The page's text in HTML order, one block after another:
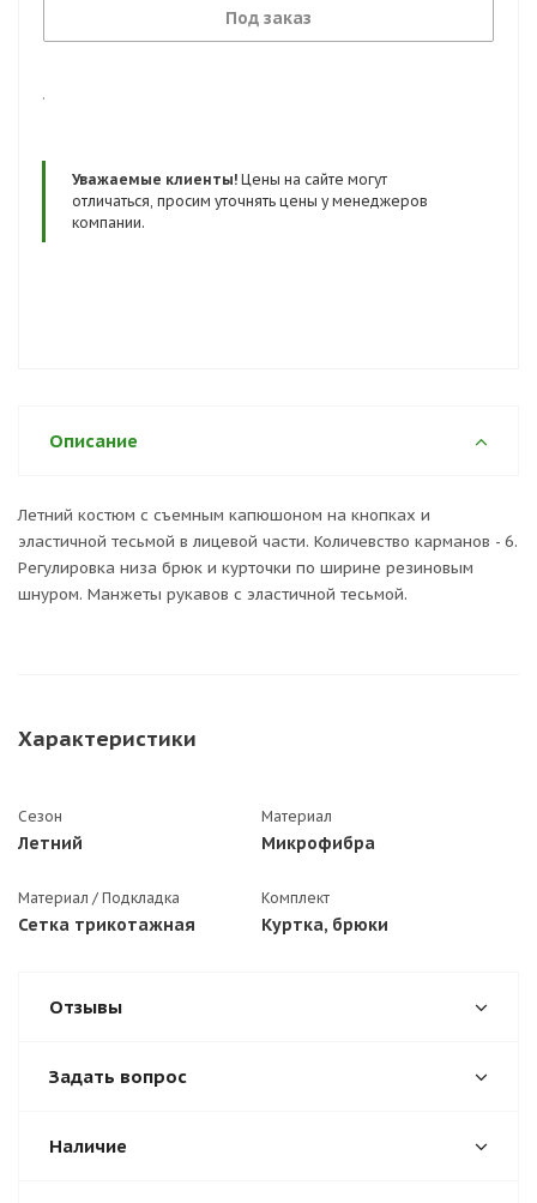
Под заказ
.
Уважаемые клиенты! Цены на сайте могут
отличаться, просим уточнять цены у менеджеров
компании.
Описание
Летний костюм с съемным капюшоном на кнопках и
эластичной тесьмой в лицевой части. Количевство карманов - 6.
Регулировка низа брюк и курточки по ширине резиновым
шнуром. Манжеты рукавов с эластичной тесьмой.
Характеристики
Сезон
Летний
Материал
Микрофибра
Материал / Подкладка
Сетка трикотажная
Комплект
Куртка, брюки
Отзывы
Задать вопрос
Наличие